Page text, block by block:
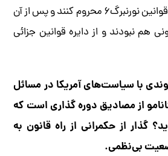
شهروندیِ به‌جامانده از قوانین نورنبرگ۶ محروم کنند و پس از آن
هم نبودند و از دایره قوانین جزائی
با سیاست‌های آمریکا در مسائل
از مصادیق دوره گذاری است که
گذار از حکمرانی از راه قانون به
بی‌نظمی.